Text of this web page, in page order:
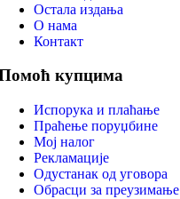
Остала издања
О нама
Контакт
купцима
Испорука и плаћање
Праћење поруџбине
Мој налог
Рекламације
Одустанак од уговора
Обрасци за преузимање